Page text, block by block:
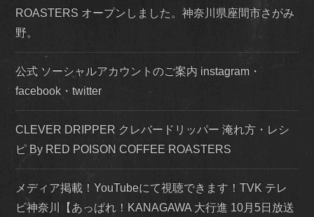
ROASTERS オープンしました。神奈川県座間市さがみ
野。
公式 ソーシャルアカウントのご案内 instagram・
facebook・twitter
CLEVER DRIPPER クレバードリッパー 淹れ方・レシ
ピ By RED POISON COFFEE ROASTERS
メディア掲載！YouTubeにて視聴できます！TVK テレ
ビ神奈川【あっぱれ！KANAGAWA 大行進 10月5日放送